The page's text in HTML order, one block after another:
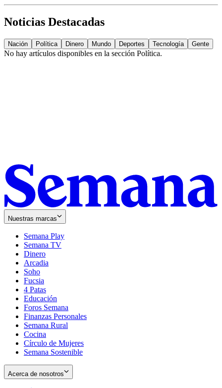
Noticias Destacadas
Nación Política Dinero Mundo Deportes Tecnología Gente
No hay artículos disponibles en la sección Política.
Nuestras marcas
Semana Play
Semana TV
Dinero
Arcadia
Soho
in
new
window
Fucsia
in
new
window
4 Patas
Educación
Foros Semana
Finanzas Personales
Semana Rural
Cocina
Círculo de Mujeres
Semana Sostenible
Acerca de nosotros